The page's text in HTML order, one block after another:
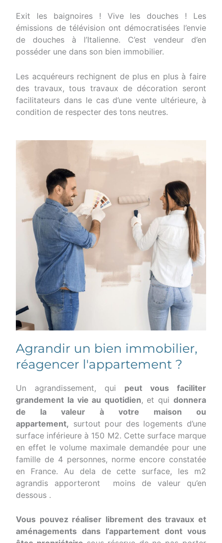
Exit les baignoires ! Vive les douches ! Les
émissions de télévision ont démocratisées l’envie
de douches à l’Italienne. C’est vendeur d’en
posséder une dans son bien immobilier.
Les acquéreurs rechignent de plus en plus à faire
des travaux, tous travaux de décoration seront
facilitateurs dans le cas d’une vente ultérieure, à
condition de respecter des tons neutres.
Agrandir un bien immobilier,
réagencer l'appartement ?
Un agrandissement, qui peut vous faciliter
grandement la vie au quotidien, et qui donnera
de la valeur à votre maison ou
appartement, surtout pour des logements d’une
surface inférieure à 150 M2. Cette surface marque
en effet le volume maximale demandée pour une
famille de 4 personnes, norme encore constatée
en France. Au dela de cette surface, les m2
agrandis apporteront moins de valeur qu’en
dessous .
Vous pouvez réaliser librement des travaux et
aménagements dans l’appartement dont vous